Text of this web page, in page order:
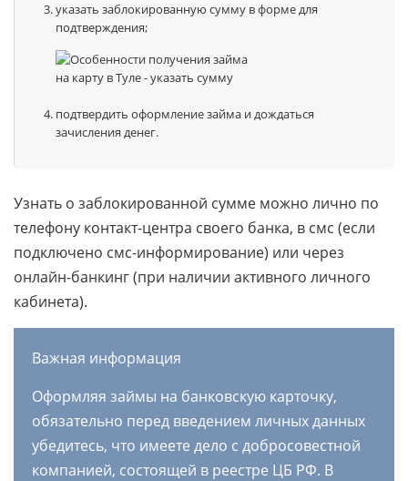
указать заблокированную сумму в форме для
подтверждения;
подтвердить оформление займа и дождаться
зачисления денег.
Узнать о заблокированной сумме можно лично по
телефону контакт-центра своего банка, в смс (если
подключено смс-информирование) или через
онлайн-банкинг (при наличии активного личного
кабинета).
Важная информация
Оформляя займы на банковскую карточку,
обязательно перед введением личных данных
убедитесь, что имеете дело с добросовестной
компанией, состоящей в реестре ЦБ РФ. В